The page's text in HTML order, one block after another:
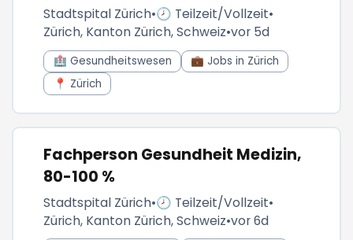
Stadtspital Zürich•🕗 Teilzeit/Vollzeit•
Zürich, Kanton Zürich, Schweiz•vor 5d
🏥 Gesundheitswesen
💼 Jobs in Zürich
📍 Zürich
Fachperson Gesundheit Medizin,
80-100 %
Stadtspital Zürich•🕗 Teilzeit/Vollzeit•
Zürich, Kanton Zürich, Schweiz•vor 6d